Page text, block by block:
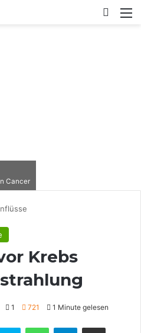
Cancer
Krebs
1 721 1 Minute gelesen
Telegram